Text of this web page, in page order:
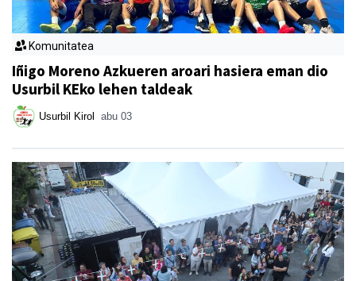
Komunitatea
Iñigo Moreno Azkueren aroari hasiera eman dio
Usurbil KEko lehen taldeak
Usurbil Kirol abu 03